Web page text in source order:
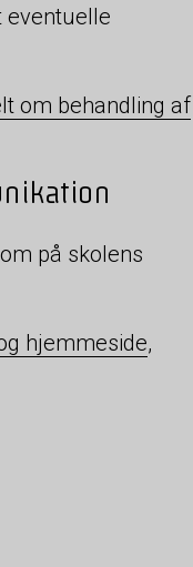
eventuelle
om behandling af
på skolens
hjemmeside,